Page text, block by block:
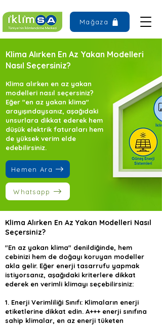
Mağaza
Klima Alırken En Az Yakan Modelleri
Nasıl Seçersiniz?
Klima alırken en az yakan
modelleri nasıl seçersiniz?
Eğer "en az yakan klima"
arayışındaysanız, aşağıdaki
unsurlara dikkat ederek hem
düşük elektrik faturaları hem
de yüksek verim elde
edebilirsiniz.
Hemen Ara
Whatsapp
Klima Alırken En Az Yakan Modelleri Nasıl
Seçersiniz?
"En az yakan klima" denildiğinde, hem
cebinizi hem de doğayı koruyan modeller
akla gelir. Eğer enerji tasarrufu yapmak
istiyorsanız, aşağıdaki kriterlere dikkat
ederek en verimli klimayı seçebilirsiniz:
1. Enerji Verimliliği Sınıfı: Klimaların enerji
etiketlerine dikkat edin. A+++ enerji sınıfına
sahip klimalar, en az enerji tüketen